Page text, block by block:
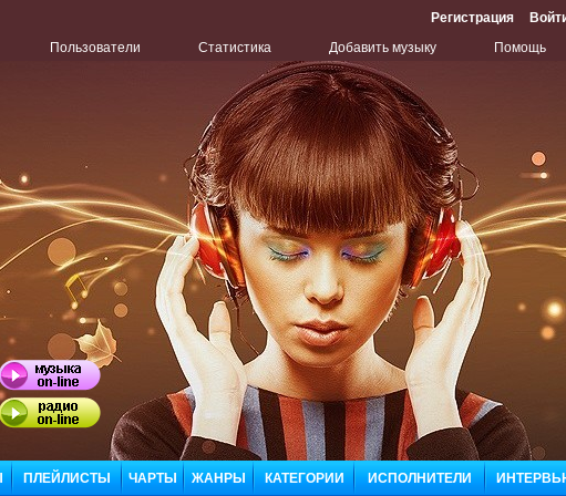
Регистрация
Пользователи Статистика Добавить музыку Помощь
ПЛЕЙЛИСТЫ ЧАРТЫ ЖАНРЫ КАТЕГОРИИ ИСПОЛНИТЕЛИ